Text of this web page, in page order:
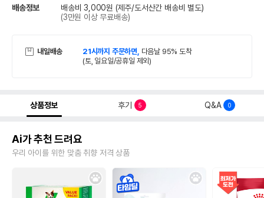
배송정보 배송비 3,000원 (제주/도서산간 배송비 별도)
(3만원 이상 무료배송)
내일배송 21시까지 주문하면, 다음날 95% 도착
(토, 일요일/공휴일 제외)
상품정보 후기 5 Q&A 0
Ai가 추천 드려요
우리 아이를 위한 맞춤 취향 저격 상품